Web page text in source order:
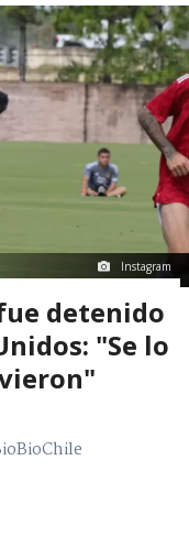
Instagram
detenido
"Se lo